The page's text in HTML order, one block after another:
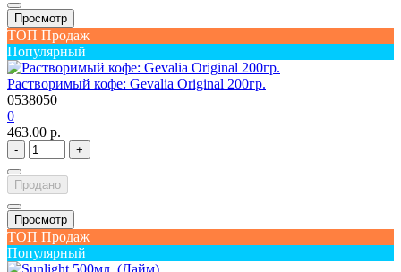
Просмотр
ТОП Продаж
Популярный
Растворимый кофе: Gevalia Original 200гр.
0538050
0
463.00 р.
- +
Продано
Просмотр
ТОП Продаж
Популярный